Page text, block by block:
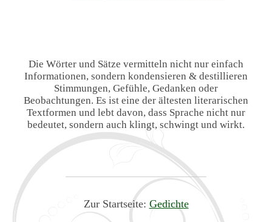
Die Wörter und Sätze vermitteln nicht nur einfach
Informationen, sondern kondensieren & destillieren
Stimmungen, Gefühle, Gedanken oder
Beobachtungen. Es ist eine der ältesten literarischen
Textformen und lebt davon, dass Sprache nicht nur
bedeutet, sondern auch klingt, schwingt und wirkt.
Zur Startseite: Gedichte